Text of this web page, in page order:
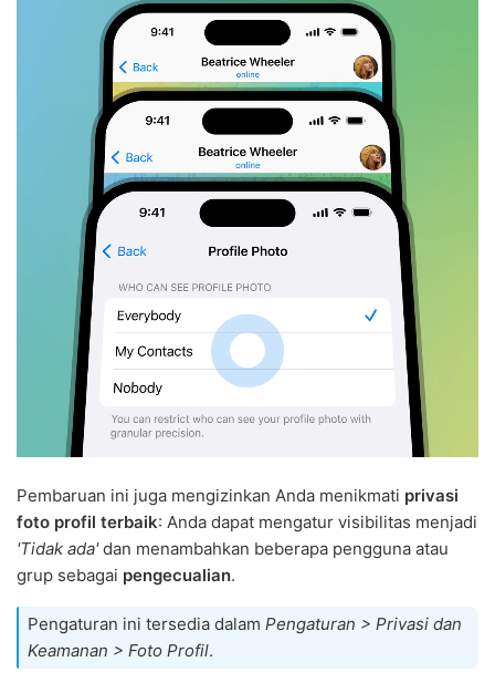
Pembaruan ini juga mengizinkan Anda menikmati privasi
foto profil terbaik: Anda dapat mengatur visibilitas menjadi
'Tidak ada'dan menambahkan beberapa pengguna atau
grup sebagai pengecualian.
Pengaturan ini tersedia dalam Pengaturan > Privasi dan
Keamanan > Foto Profil.